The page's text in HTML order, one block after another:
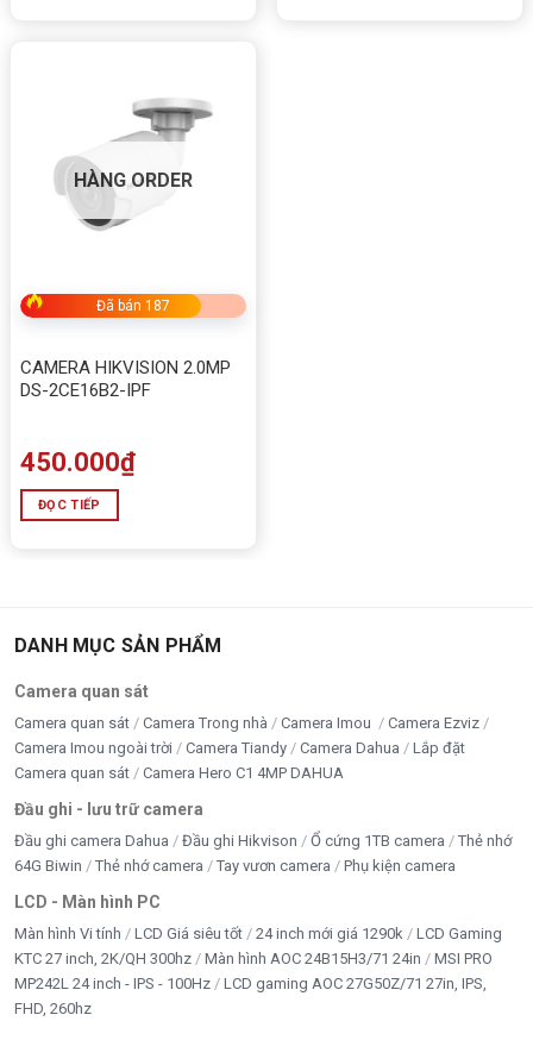
Hỗ trợ cảnh báo và răn đe hiệu quả.
Tầm nhìn ban đêm lên đến 30 mét.
Hỗ Trợ Phát Hiện Con Người (Human Detection)
Công nghệ AI giúp camera phân biệt người với các đối
tượng khác như:
Lá cây.
Động vật nhỏ.
HÀNG ORDER
Đã bán 187
CAMERA HIKVISION 2.0MP
DS-2CE16B2-IPF
450.000₫
ĐỌC TIẾP
DANH MỤC SẢN PHẨM
Camera quan sát
Camera quan sát Camera Trong nhà Camera Imou
Camera Ezviz
Camera Imou ngoài trời
Camera Tiandy Camera Dahua
Lắp đặt
Camera quan sát
Camera Hero C1 4MP DAHUA
Đầu ghi - lưu trữ camera
Đầu ghi camera Dahua Đầu ghi Hikvison Ổ cứng 1TB camera
Thẻ nhớ
64G Biwin
Thẻ nhớ camera Tay vươn camera Phụ kiện camera
LCD - Màn hình PC
Màn hình Vi tính LCD Giá siêu tốt 24 inch mới giá 1290k
LCD Gaming
KTC 27 inch, 2K/QH 300hz
Màn hình AOC 24B15H3/71 24in
MSI PRO
MP242L 24 inch - IPS - 100Hz
LCD gaming AOC 27G50Z/71 27in, IPS,
FHD, 260hz